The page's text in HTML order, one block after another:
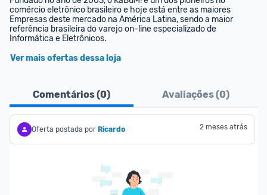
comércio eletrônico brasileiro e hoje está entre as maiores
Empresas deste mercado na América Latina, sendo a maior
referência brasileira do varejo on-line especializado de
Informática e Eletrônicos.
Ver mais ofertas dessa loja
Comentários (0) Avaliações (0)
Oferta postada por Ricardo 2 meses atrás